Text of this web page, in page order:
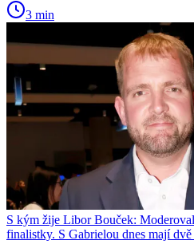
3 min
S kým žije Libor Bouček:
finalistky. S Gabrielou dnes mají dvě